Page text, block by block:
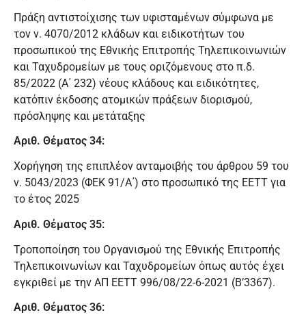
Πράξη αντιστοίχισης των υφισταμένων σύμφωνα με
τον ν. 4070/2012 κλάδων και ειδικοτήτων του
προσωπικού της Εθνικής Επιτροπής Τηλεπικοινωνιών
και Ταχυδρομείων με τους οριζόμενους στο π.δ.
85/2022 (Α΄ 232) νέους κλάδους και ειδικότητες,
κατόπιν έκδοσης ατομικών πράξεων διορισμού,
πρόσληψης και μετάταξης
Αριθ. Θέματος 34:
Χορήγηση της επιπλέον ανταμοιβής του άρθρου 59 του
ν. 5043/2023 (ΦΕK 91/A΄) στο προσωπικό της ΕΕΤΤ για
το έτος 2025
Αριθ. Θέματος 35:
Τροποποίηση του Οργανισμού της Εθνικής Επιτροπής
Τηλεπικοινωνίων και Ταχυδρομείων όπως αυτός έχει
εγκριθεί με την ΑΠ ΕΕΤΤ 996/08/22-6-2021 (Β’3367).
Αριθ. Θέματος 36: